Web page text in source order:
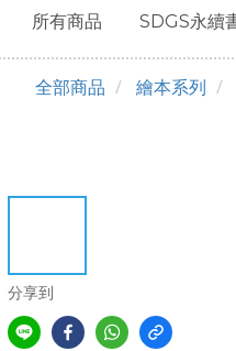
所有商品 SDGS永續
全部商品 繪本系列
分享到